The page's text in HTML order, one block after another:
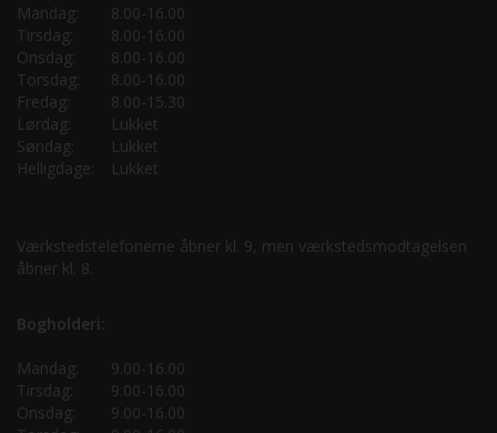
Mandag:
8.00-16.00
Tirsdag:
8.00-16.00
Onsdag:
8.00-16.00
Torsdag:
8.00-16.00
Fredag:
8.00-15.30
Lørdag:
Lukket
Søndag:
Lukket
Helligdage:
Lukket
Værkstedstelefonerne åbner kl. 9, men værkstedsmodtagelsen
åbner kl. 8.
Bogholderi:
Mandag:
9.00-16.00
Tirsdag:
9.00-16.00
Onsdag:
9.00-16.00